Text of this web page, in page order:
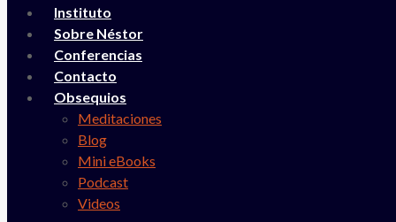
Instituto
Sobre Néstor
Conferencias
Contacto
Obsequios
Meditaciones
Blog
Mini eBooks
Podcast
Videos